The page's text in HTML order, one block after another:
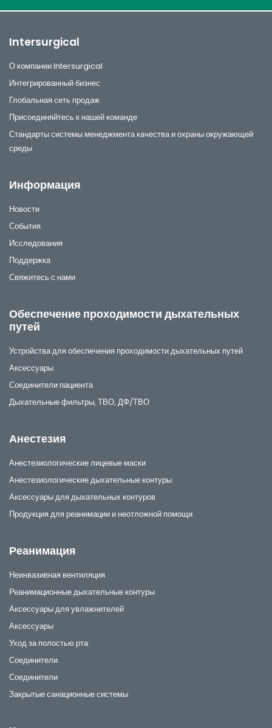
Intersurgical
О компании Intersurgical
Интегрированный бизнес
Глобальная сеть продаж
Присоединяйтесь к нашей команде
Стандарты системы менеджмента качества и охраны окружающей
среды
Информация
Новости
События
Исследования
Поддержка
Свяжитесь с нами
Обеспечение проходимости дыхательных
путей
Устройства для обеспечения проходимости дыхательных путей
Аксессуары
Соединители пациента
Дыхательные фильтры, ТВО, ДФ/ТВО
Анестезия
Анестезиологические лицевые маски
Анестезиологические дыхательные контуры
Аксессуары для дыхательных контуров
Продукция для реанимации и неотложной помощи
Реанимация
Неинвазивная вентиляция
Реанимационные дыхательные контуры
Аксессуары для увлажнителей
Аксессуары
Уход за полостью рта
Соединители
Соединители
Закрытые санационные системы